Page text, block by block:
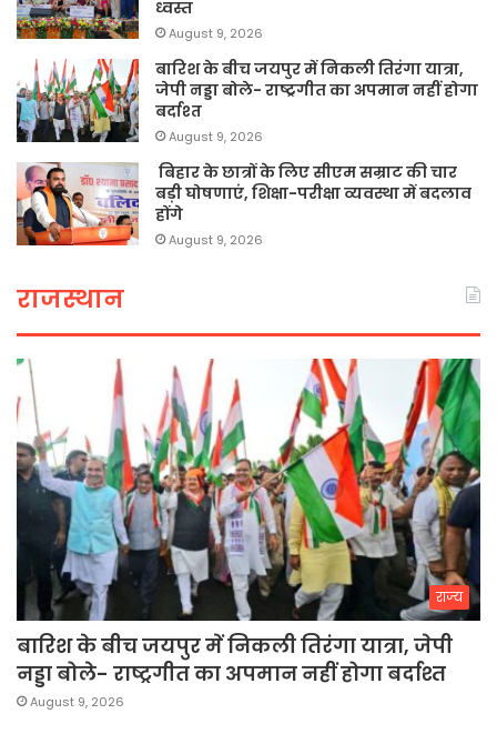
ध्वस्त
August 9, 2026
बारिश के बीच जयपुर में निकली तिरंगा यात्रा,
जेपी नड्डा बोले- राष्ट्रगीत का अपमान नहीं होगा
बर्दाश्त
August 9, 2026
बिहार के छात्रों के लिए सीएम सम्राट की चार
बड़ी घोषणाएं, शिक्षा-परीक्षा व्यवस्था में बदलाव
होंगे
August 9, 2026
राजस्थान
राज्य
बारिश के बीच जयपुर में निकली तिरंगा यात्रा, जेपी
नड्डा बोले- राष्ट्रगीत का अपमान नहीं होगा बर्दाश्त
August 9, 2026